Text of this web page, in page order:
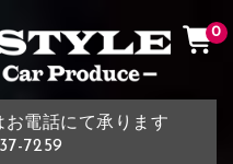
電話にて承ります
7259
0